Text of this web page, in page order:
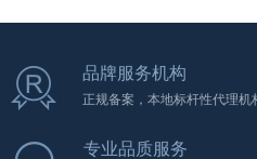
品牌服务机构
正规备案，本地标杆性代理机
专业品质服务